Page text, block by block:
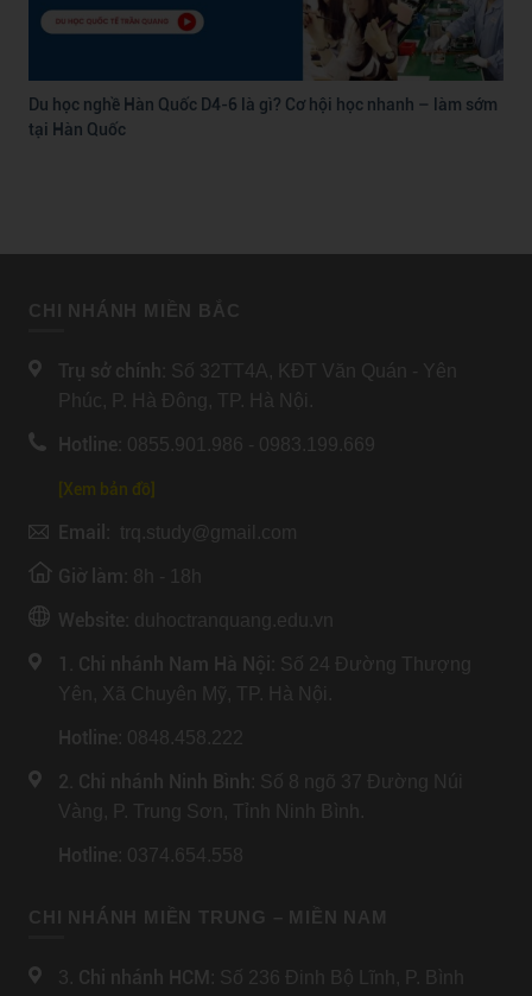
Du học nghề Hàn Quốc D4-6 là gì? Cơ hội học nhanh – làm sớm
tại Hàn Quốc
CHI NHÁNH MIỀN BẮC
Trụ sở chính: Số 32TT4A, KĐT Văn Quán - Yên
Phúc, P. Hà Đông, TP. Hà Nội.
Hotline: 0855.901.986 - 0983.199.669
[Xem bản đồ]
Email: trq.study@gmail.com
Giờ làm: 8h - 18h
Website: duhoctranquang.edu.vn
1. Chi nhánh Nam Hà Nội: Số 24 Đường Thượng
Yên, Xã Chuyên Mỹ, TP. Hà Nội.
Hotline: 0848.458.222
2. Chi nhánh Ninh Bình: Số 8 ngõ 37 Đường Núi
Vàng, P. Trung Sơn, Tỉnh Ninh Bình.
Hotline: 0374.654.558
CHI NHÁNH MIỀN TRUNG – MIỀN NAM
3. Chi nhánh HCM : Số 236 Đinh Bộ Lĩnh, P. Bình